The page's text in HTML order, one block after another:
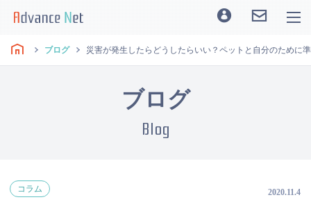
ブログ 災害が発生したらどうしたらいい？ペットと自分のために
ブログ
Blog
コラム 2020.11.4